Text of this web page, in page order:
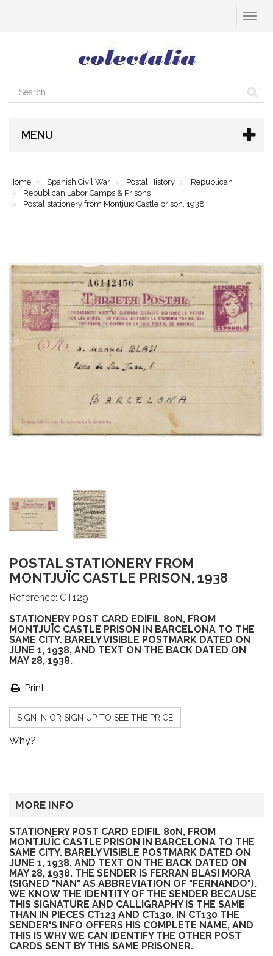
Toggle
MENU
Home Spanish Civil War Postal History
Republican
Republican Labor Camps & Prisons
Postal stationery from Montjuïc Castle prison, 1938
POSTAL STATIONERY FROM
MONTJUÏC CASTLE PRISON, 1938
Reference: CT129
STATIONERY POST CARD EDIFIL 80N, FROM
MONTJUÏC CASTLE PRISON IN BARCELONA TO THE
SAME CITY. BARELY VISIBLE POSTMARK DATED ON
JUNE 1, 1938, AND TEXT ON THE BACK DATED ON
MAY 28, 1938.
Print
SIGN IN OR SIGN UP TO SEE THE PRICE
Why?
MORE INFO
STATIONERY POST CARD EDIFIL 80N, FROM
MONTJUÏC CASTLE PRISON IN BARCELONA TO THE
SAME CITY. BARELY VISIBLE POSTMARK DATED ON
JUNE 1, 1938, AND TEXT ON THE BACK DATED ON
MAY 28, 1938. THE SENDER IS FERRAN BLASI MORA
(SIGNED "NAN" AS ABBREVIATION OF "FERNANDO").
WE KNOW THE IDENTITY OF THE SENDER BECAUSE
THIS SIGNATURE AND CALLIGRAPHY IS THE SAME
THAN IN PIECES CT123 AND CT130. IN CT130 THE
SENDER'S INFO OFFERS HIS COMPLETE NAME, AND
THIS IS WHY WE CAN IDENTIFY THE OTHER POST
CARDS SENT BY THIS SAME PRISONER.